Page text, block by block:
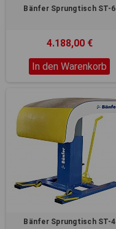
Bänfer Sprungtisch ST-6
4.188,00 €
In den Warenkorb
Bänfer Sprungtisch ST-4